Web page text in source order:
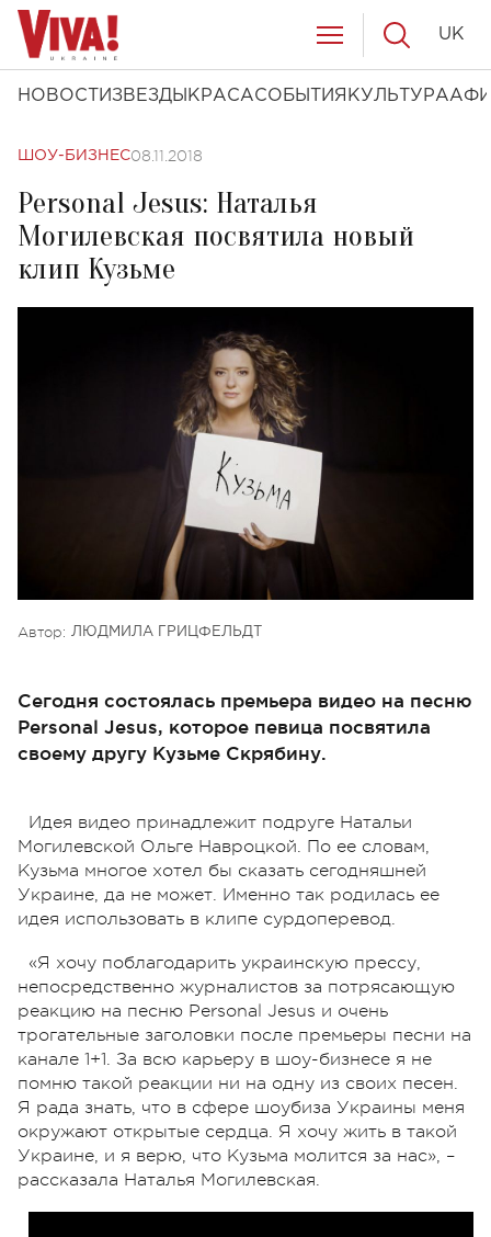
НОВОСТИ ЗВЕЗДЫ КРАСАСОБЫТИЯ КУЛЬТУРА
UK
ШОУ-БИЗНЕС08.11.2018
Personal Jesus: Наталья
Могилевская посвятила новый
клип Кузьме
Автор: ЛЮДМИЛА ГРИЦФЕЛЬДТ
Сегодня состоялась премьера видео на песню
Personal Jesus, которое певица посвятила
своему другу Кузьме Скрябину.
Идея видео принадлежит подруге Натальи
Могилевской Ольге Навроцкой. По ее словам,
Кузьма многое хотел бы сказать сегодняшней
Украине, да не может. Именно так родилась ее
идея использовать в клипе сурдоперевод.
«Я хочу поблагодарить украинскую прессу,
непосредственно журналистов за потрясающую
реакцию на песню Personal Jesus и очень
трогательные заголовки после премьеры песни на
канале 1+1. За всю карьеру в шоу-бизнесе я не
помню такой реакции ни на одну из своих песен.
Я рада знать, что в сфере шоубиза Украины меня
окружают открытые сердца. Я хочу жить в такой
Украине, и я верю, что Кузьма молится за нас», –
рассказала Наталья Могилевская.